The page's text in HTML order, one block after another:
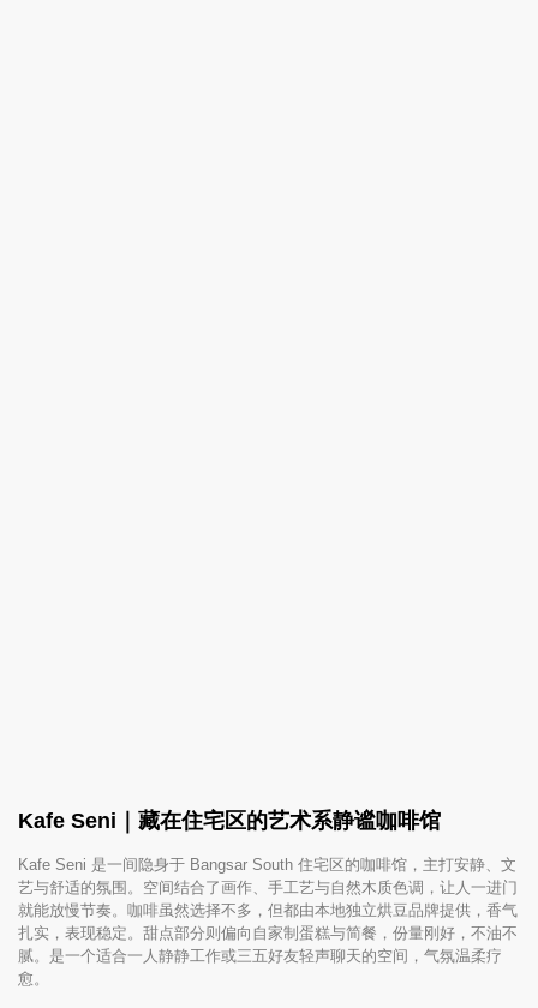
Kafe Seni｜藏在住宅区的艺术系静谧咖啡馆
Kafe Seni 是一间隐身于 Bangsar South 住宅区的咖啡馆，主打安静、文
艺与舒适的氛围。空间结合了画作、手工艺与自然木质色调，让人一进门
就能放慢节奏。咖啡虽然选择不多，但都由本地独立烘豆品牌提供，香气
扎实，表现稳定。甜点部分则偏向自家制蛋糕与简餐，份量刚好，不油不
腻。是一个适合一人静静工作或三五好友轻声聊天的空间，气氛温柔疗
愈。